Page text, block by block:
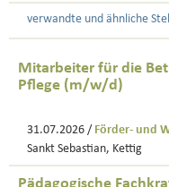
verwandte und ähnliche
Mitarbeiter für die
Pflege (m/w/d)
31.07.2026 / Förder- und
Sankt Sebastian, Kettig